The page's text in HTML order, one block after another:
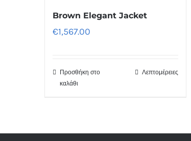
Brown Elegant Jacket
€1,567.00
Προσθήκη στο
καλάθι
Λεπτομέρειες